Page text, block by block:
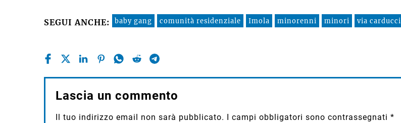
SEGUI ANCHE: baby gang comunità residenziale Imola minorenni minori via carducci
Lascia un commento
Il tuo indirizzo email non sarà pubblicato. I campi obbligatori sono contrassegnati *